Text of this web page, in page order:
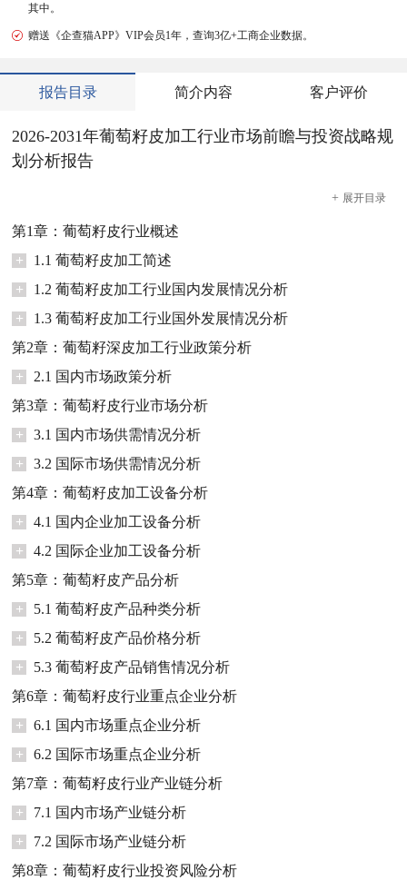
其中。
赠送《企查猫APP》VIP会员1年，查询3亿+工商企业数据。
报告目录 简介内容 客户评价
2026-2031年葡萄籽皮加工行业市场前瞻与投资战略规
划分析报告
+ 展开目录
第1章：葡萄籽皮行业概述
+
1.1 葡萄籽皮加工简述
+
1.2 葡萄籽皮加工行业国内发展情况分析
+
1.3 葡萄籽皮加工行业国外发展情况分析
第2章：葡萄籽深皮加工行业政策分析
+
2.1 国内市场政策分析
第3章：葡萄籽皮行业市场分析
+
3.1 国内市场供需情况分析
+
3.2 国际市场供需情况分析
第4章：葡萄籽皮加工设备分析
+
4.1 国内企业加工设备分析
+
4.2 国际企业加工设备分析
第5章：葡萄籽皮产品分析
+
5.1 葡萄籽皮产品种类分析
+
5.2 葡萄籽皮产品价格分析
+
5.3 葡萄籽皮产品销售情况分析
第6章：葡萄籽皮行业重点企业分析
+
6.1 国内市场重点企业分析
+
6.2 国际市场重点企业分析
第7章：葡萄籽皮行业产业链分析
+
7.1 国内市场产业链分析
+
7.2 国际市场产业链分析
第8章：葡萄籽皮行业投资风险分析